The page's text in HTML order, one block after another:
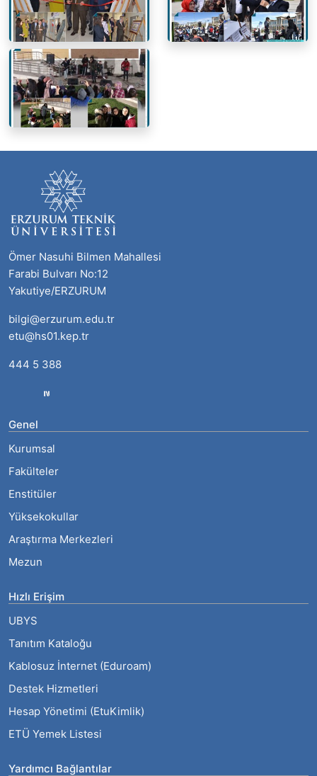
Ömer Nasuhi Bilmen Mahallesi
Farabi Bulvarı No:12
Yakutiye/ERZURUM
bilgi@erzurum.edu.tr
etu@hs01.kep.tr
444 5 388
Genel
Kurumsal
Fakülteler
Enstitüler
Yüksekokullar
Araştırma Merkezleri
Mezun
Hızlı Erişim
UBYS
Tanıtım Kataloğu
Kablosuz İnternet (Eduroam)
Destek Hizmetleri
Hesap Yönetimi (EtuKimlik)
ETÜ Yemek Listesi
Yardımcı Bağlantılar